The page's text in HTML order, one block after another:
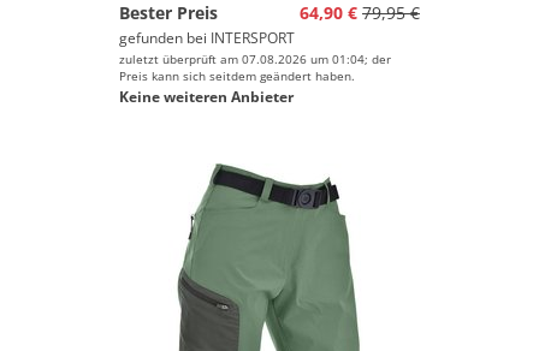
Bester Preis
64,90 € 79,95 €
gefunden bei INTERSPORT
zuletzt überprüft am 07.08.2026 um 01:04; der
Preis kann sich seitdem geändert haben.
Keine weiteren Anbieter